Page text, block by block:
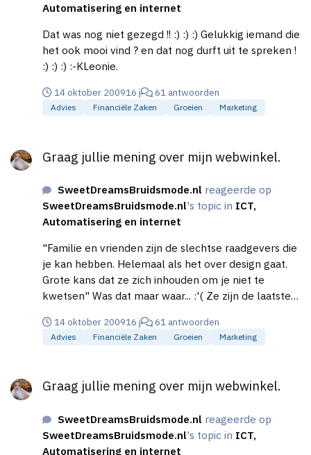
Automatisering en internet
Dat was nog niet gezegd !! :) :) :) Gelukkig iemand die
het ook mooi vind ? en dat nog durft uit te spreken !
:) :) :) :-KLeonie.
14 oktober 200916 j 61 antwoorden
Advies Financiële Zaken Groeien Marketing
Graag jullie mening over mijn webwinkel.
SweetDreamsBruidsmode.nl reageerde op
SweetDreamsBruidsmode.nl's topic in ICT,
Automatisering en internet
"Familie en vrienden zijn de slechtse raadgevers die
je kan hebben. Helemaal als het over design gaat.
Grote kans dat ze zich inhouden om je niet te
kwetsen" Was dat maar waar... :'( Ze zijn de laatsten
erg kritisch , eerlijk, hard. Ze vinden iets niet gauw
goed genoeg (hooguit "net echt") , zeker niet als ik
helemaal in deze tijden van crisis, goedgekeurd
mij toe. Maar mischien is het een familie smaak ;
zakelijk, eigenwijs, sober zwart met wat highlights.
14 oktober 200916 j 61 antwoorden
Advies Financiële Zaken Groeien Marketing
Graag jullie mening over mijn webwinkel.
SweetDreamsBruidsmode.nl reageerde op
SweetDreamsBruidsmode.nl's topic in ICT,
Automatisering en internet